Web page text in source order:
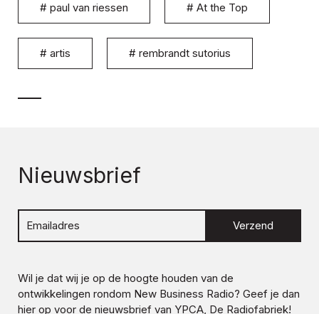
# paul van riessen # At the Top
# artis # rembrandt sutorius
Nieuwsbrief
Verzend
Wil je dat wij je op de hoogte houden van de
ontwikkelingen rondom New Business Radio? Geef je dan
hier op voor de nieuwsbrief van YPCA, De Radiofabriek!